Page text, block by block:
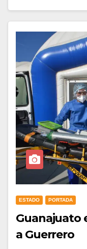
ESTADO PORTADA
Guanajuato
a Guerrero